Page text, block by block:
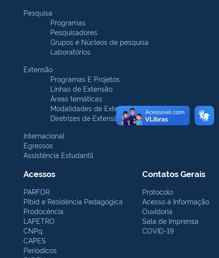
Pesquisa
Programas
Pesquisadores
Grupos e Núcleos de pesquisa
Laboratórios
Extensão
Programas E Projetos
Linhas de Extensão
Áreas temáticas
Modalidades de Extensão
Diretrizes de Extensão
Internacional
Egressos
Assistência Estudantil
Acessos
PARFOR
Pibid e Residência Pedagógica
Prodocência
LAPETRO
CNPq
CAPES
Periódicos
Contatos Gerais
Protocolo
Acesso à Informação
Ouvidoria
Sala de Imprensa
COVID-19